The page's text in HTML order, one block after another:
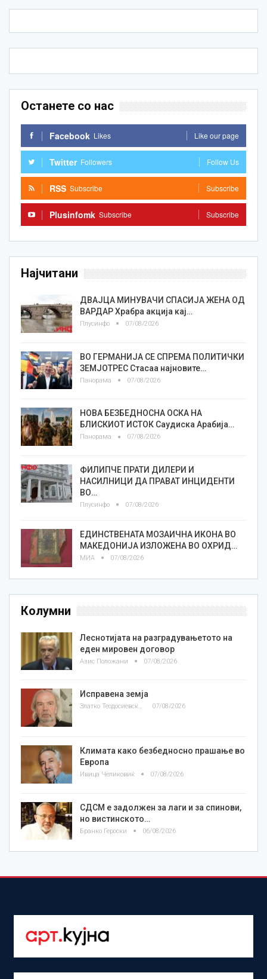
Останете со нас
Facebook Likes Like our page
Twitter Followers Follow Us
RSS Subscribe Subscribe
Plusinfomk Subscribe Subscribe
Најчитани
ДВАЈЦА МИНУВАЧИ СПАСИЈА ЖЕНА ОД
ВАРДАР Храбра акција кај…
Плусинфо 07/08/2026
ВО ГЕРМАНИЈА СЕ СПРЕМА ПОЛИТИЧКИ
ЗЕМЈОТРЕС Стасаа најновите…
Панорама 07/08/2026
НОВА БЕЗБЕДНОСНА ОСКА НА
БЛИСКИОТ ИСТОК Саудиска Арабија…
Панорама 07/08/2026
ФИЛИПЧЕ ПРАТИ ДИЛЕРИ И
НАСИЛНИЦИ ДА ПРАВАТ ИНЦИДЕНТИ
ВО…
Плусинфо 07/08/2026
ЕДИНСТВЕНАТА МОЗАИЧНА ИКОНА ВО
МАКЕДОНИЈА ИЗЛОЖЕНА ВО ОХРИД…
МИА 07/08/2026
Колумни
Леснотијата на разградувањетото на
еден мировен договор
Азис Положани 07/08/2026
Исправена земја
Златко Теодосиевски 07/08/2026
Климата како безбедносно прашање во
Европа
Ивица Челиковиќ 07/08/2026
СДСМ е задолжен за лаги и за спинови,
но вистинското…
Бранко Героски 06/08/2026